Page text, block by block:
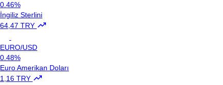
0.46%
İngiliz Sterlini
64,47 TRY
EURO/USD
0.48%
Euro Amerikan Doları
1,16 TRY